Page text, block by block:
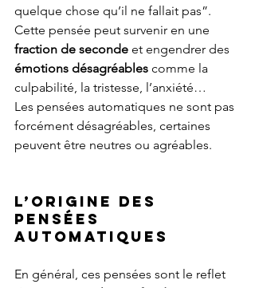
quelque chose qu’il ne fallait pas”.
Cette pensée peut survenir en une
fraction de seconde et engendrer des
émotions désagréables comme la
culpabilité, la tristesse, l’anxiété…
Les pensées automatiques ne sont pas
forcément désagréables, certaines
peuvent être neutres ou agréables.
L’origine des
pensées
automatiques
En général, ces pensées sont le reflet